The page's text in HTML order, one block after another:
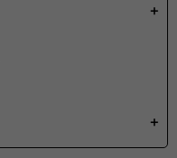
add
add